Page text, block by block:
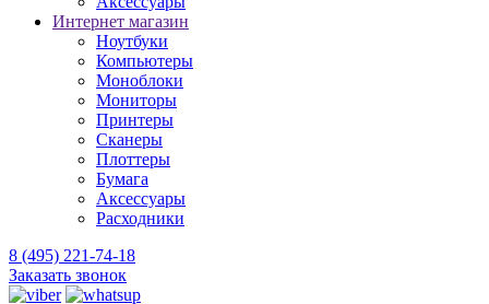
Интернет магазин
Ноутбуки
Компьютеры
Моноблоки
Мониторы
Принтеры
Сканеры
Плоттеры
Бумага
Аксессуары
Расходники
8 (495) 221-74-18
Заказать звонок